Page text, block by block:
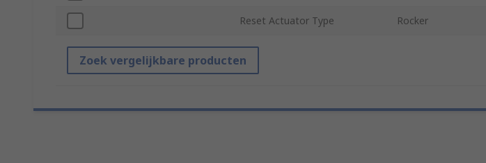
Reset Actuator Type Rocker
Zoek vergelijkbare producten